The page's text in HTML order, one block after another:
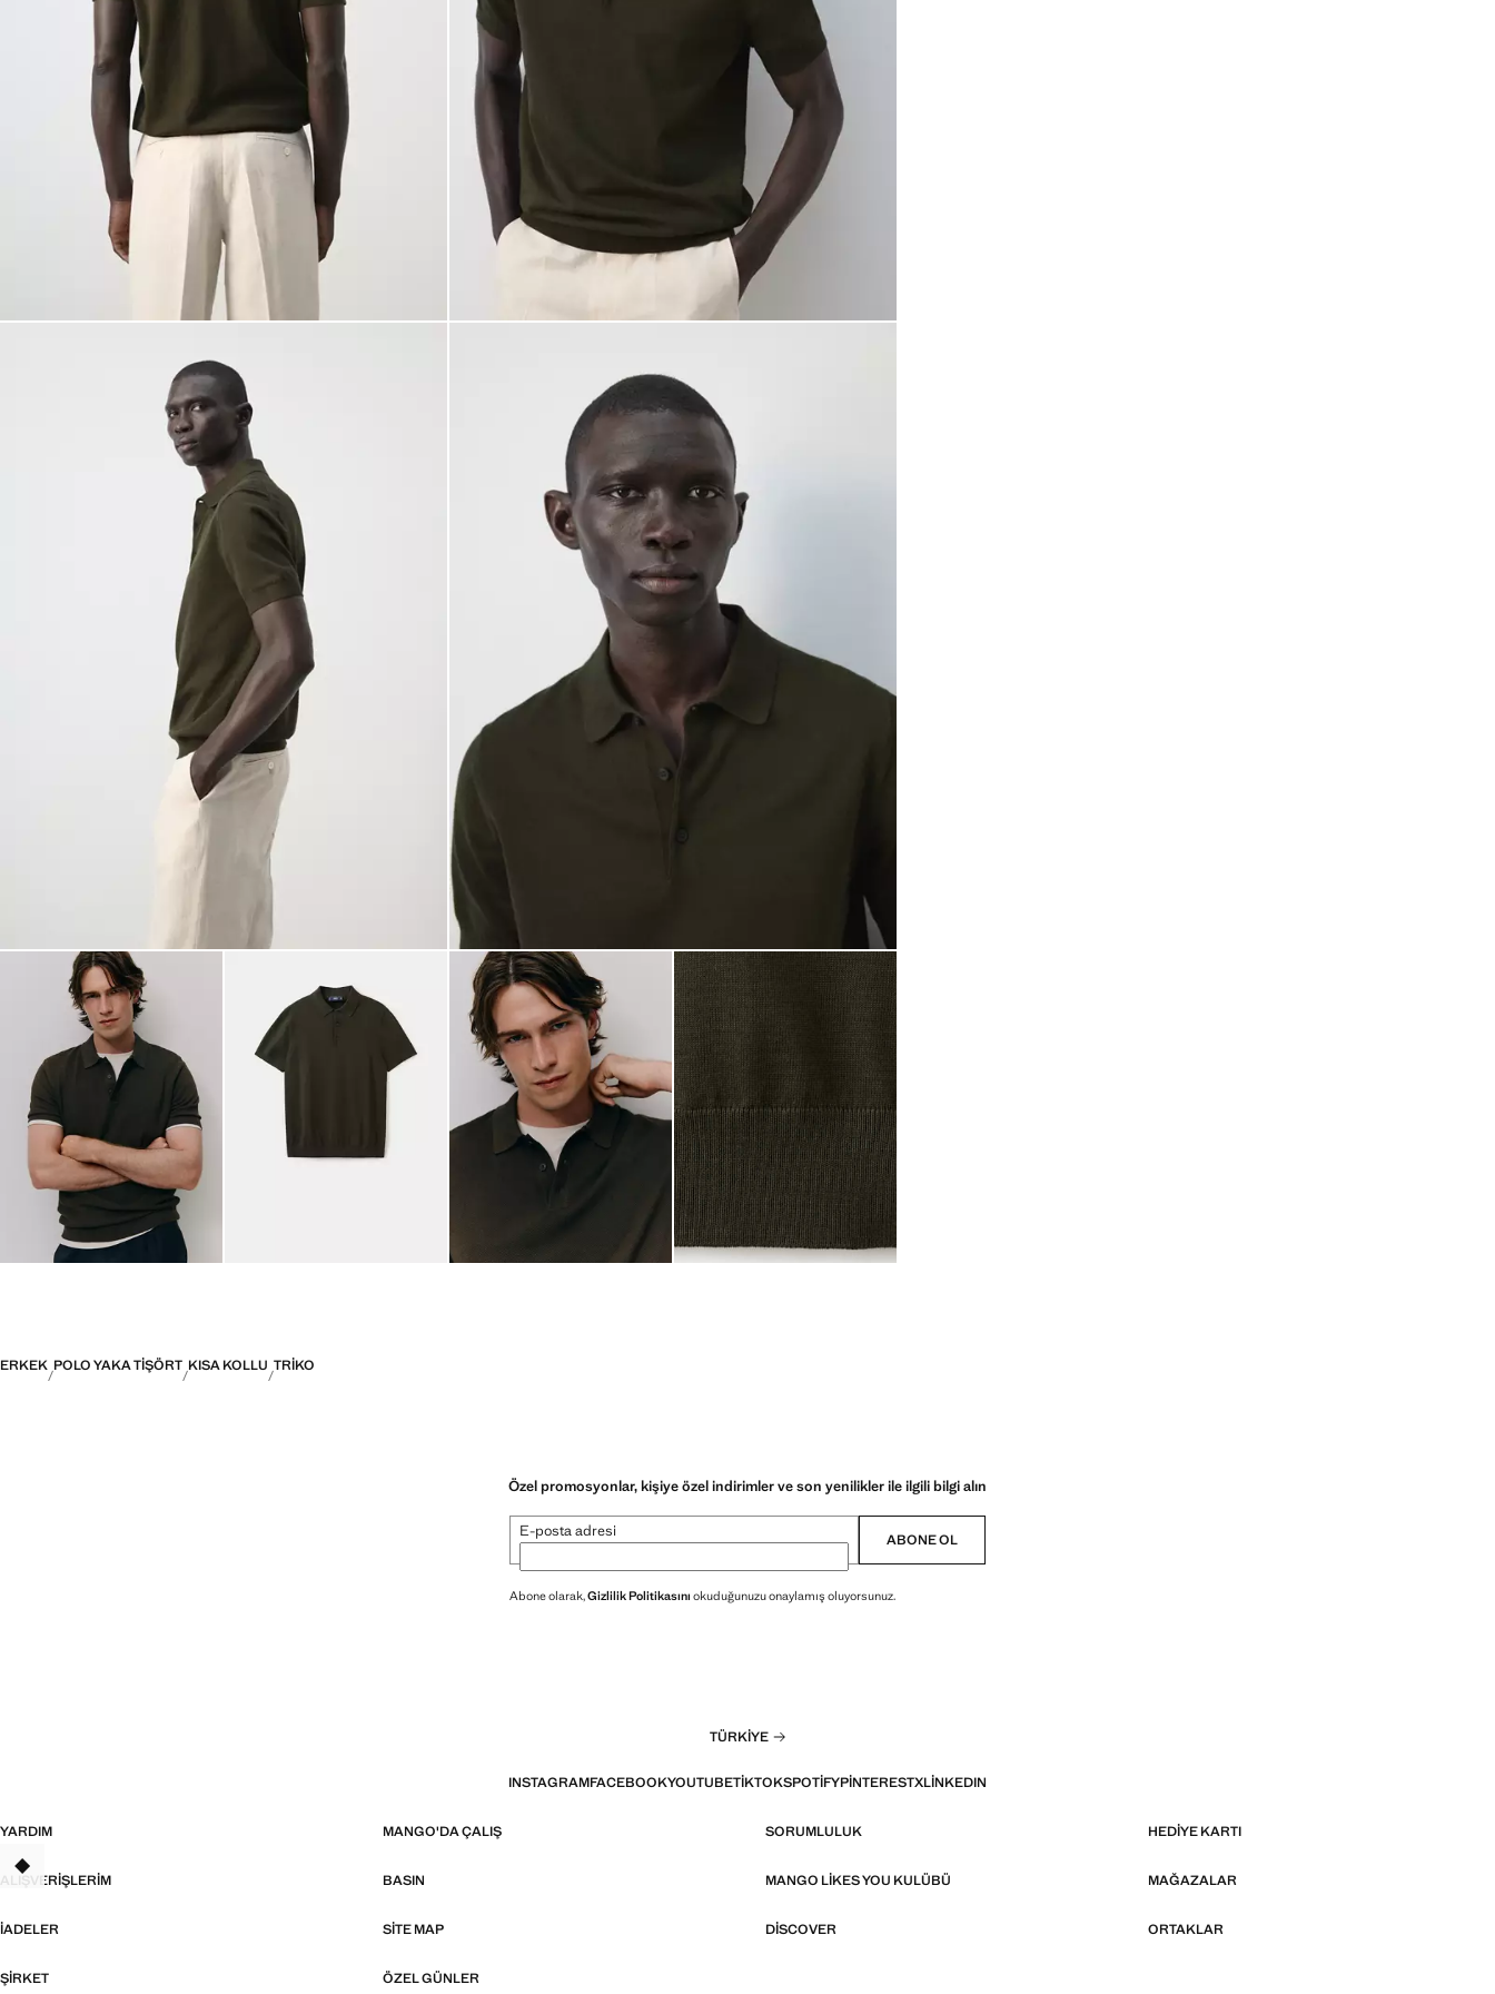
ERKEK POLO YAKA TIŞÖRT KISA KOLLU TRIKO
Özel promosyonlar, kişiye özel indirimler ve son yenilikler ile ilgili bilgi alın
E-posta adresi ABONE OL
Abone olarak,Gizlilik Politikasını okuduğunuzu onaylamış oluyorsunuz.
TÜRKIYE
INSTAGRAMFACEBOOKYOUTUBETIKTOKSPOTIFYPINTERESTXLINKEDIN
YARDIM MANGO'DA ÇALIŞ SORUMLULUK HEDIYE KARTI
ALIŞVERIŞLERIM BASIN MANGO LIKES YOU KULÜBÜ MAĞAZALAR
İADELER SITE MAP DISCOVER ORTAKLAR
ŞIRKET ÖZEL GÜNLER